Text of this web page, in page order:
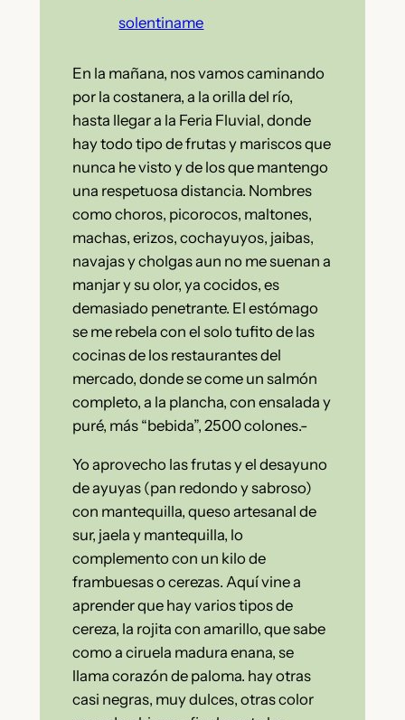
solentiname
En la mañana, nos vamos caminando
por la costanera, a la orilla del río,
hasta llegar a la Feria Fluvial, donde
hay todo tipo de frutas y mariscos que
nunca he visto y de los que mantengo
una respetuosa distancia. Nombres
como choros, picorocos, maltones,
machas, erizos, cochayuyos, jaibas,
navajas y cholgas aun no me suenan a
manjar y su olor, ya cocidos, es
demasiado penetrante. El estómago
se me rebela con el solo tufito de las
cocinas de los restaurantes del
mercado, donde se come un salmón
completo, a la plancha, con ensalada y
puré, más “bebida”, 2500 colones.-
Yo aprovecho las frutas y el desayuno
de ayuyas (pan redondo y sabroso)
con mantequilla, queso artesanal de
sur, jaela y mantequilla, lo
complemento con un kilo de
frambuesas o cerezas. Aquí vine a
aprender que hay varios tipos de
cereza, la rojita con amarillo, que sabe
como a ciruela madura enana, se
llama corazón de paloma. hay otras
casi negras, muy dulces, otras color